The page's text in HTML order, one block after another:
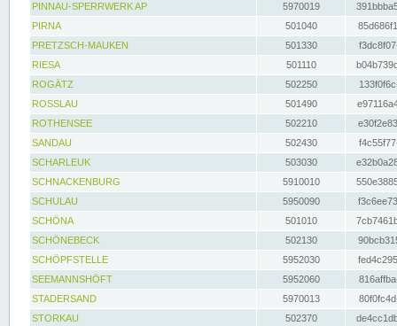
PINNAU-SPERRWERK AP
5970019
PIRNA
501040
PRETZSCH-MAUKEN
501330
RIESA
501110
ROGÄTZ
502250
ROSSLAU
501490
ROTHENSEE
502210
SANDAU
502430
SCHARLEUK
503030
SCHNACKENBURG
5910010
SCHULAU
5950090
SCHÖNA
501010
SCHÖNEBECK
502130
SCHÖPFSTELLE
5952030
SEEMANNSHÖFT
5952060
STADERSAND
5970013
STORKAU
502370